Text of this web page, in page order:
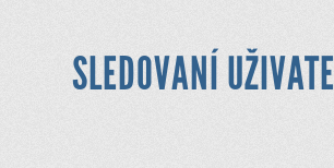
SLEDOVANÍ